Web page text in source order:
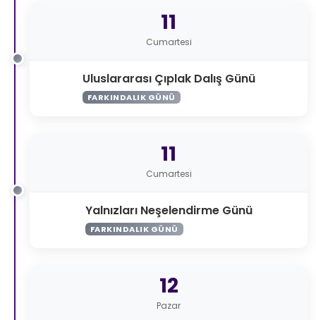
11
Cumartesi
Uluslararası Çıplak Dalış Günü
FARKINDALIK GÜNÜ
11
Cumartesi
Yalnızları Neşelendirme Günü
FARKINDALIK GÜNÜ
12
Pazar